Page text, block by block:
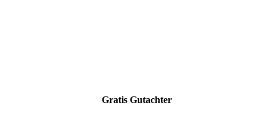
Gratis Gutachter